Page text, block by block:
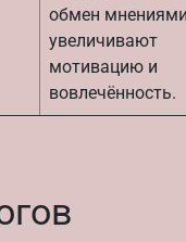
обмен
увеличивают
мотивацию и
вовлечённость.